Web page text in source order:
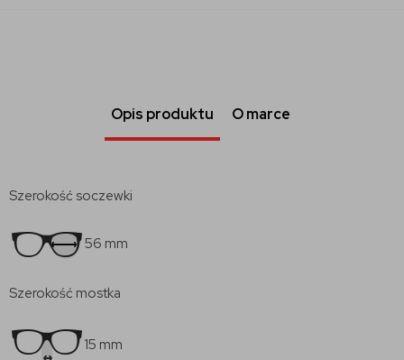
Opis produktu O marce
Szerokość soczewki
56 mm
Szerokość mostka
15 mm